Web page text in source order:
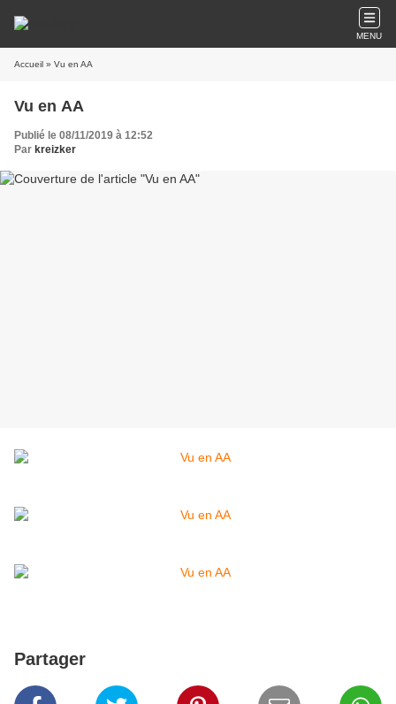
MENU
Accueil » Vu en AA
Vu en AA
Publié le 08/11/2019 à 12:52
Par kreizker
Partager